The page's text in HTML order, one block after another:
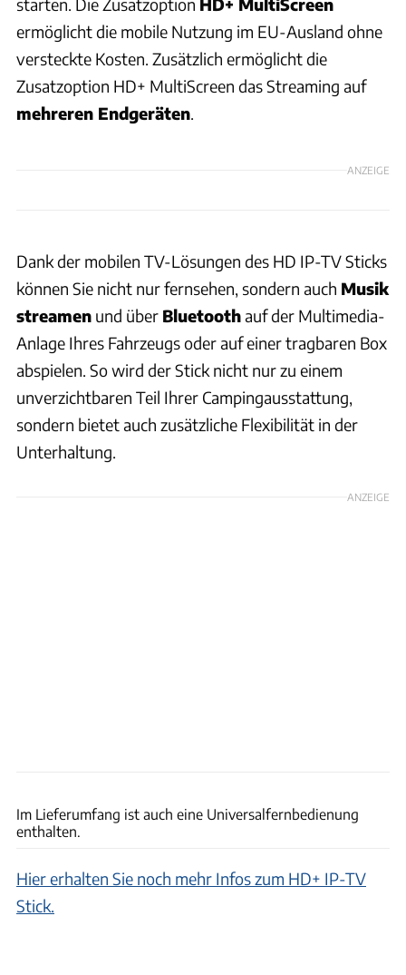
ermöglicht die mobile Nutzung im EU-Ausland ohne
versteckte Kosten. Zusätzlich ermöglicht die
Zusatzoption HD+ MultiScreen das Streaming auf
mehreren Endgeräten
ANZEIGE
Dank der mobilen TV-Lösungen des HD IP-TV Sticks
können Sie nicht nur fernsehen, sondern auch Musik
streamen und über Bluetoothauf der Multimedia-
Anlage Ihres Fahrzeugs oder auf einer tragbaren Box
abspielen. So wird der Stick nicht nur zu einem
unverzichtbaren Teil Ihrer Campingausstattung,
sondern bietet auch zusätzliche Flexibilität in der
Unterhaltung.
ANZEIGE
Im Lieferumfang ist auch eine Universalfernbedienung
enthalten.
Hier erhalten Sie noch mehr Infos zum HD+ IP-TV
Stick.